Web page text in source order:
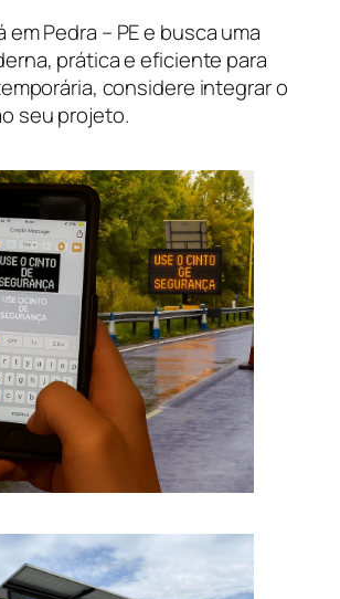
Pedra – PE e busca uma
prática e eficiente para
considere integrar o
seu projeto.